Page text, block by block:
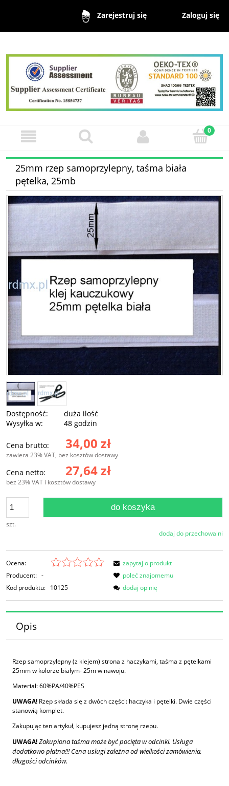
Zarejestruj się Zaloguj się
25mm rzep samoprzylepny, taśma biała
pętelka, 25mb
Dostępność:
duża ilość
Wysyłka w:
48 godzin
Cena brutto: 34,00 zł
zawiera 23% VAT, bez kosztów dostawy
Cena netto: 27,64 zł
bez 23% VAT i kosztów dostawy
szt.
do koszyka
dodaj do przechowalni
Ocena:
Producent: -
Kod produktu: 10125
zapytaj o produkt
poleć znajomemu
dodaj opinię
Opis
Rzep samoprzylepny (z klejem) strona z haczykami, taśma z pętelkami
25mm w kolorze białym- 25m w nawoju.
Materiał: 60%PA/40%PES
UWAGA! Rzep składa się z dwóch części: haczyka i pętelki. Dwie części
stanowią komplet.
Zakupując ten artykuł, kupujesz jedną stronę rzepu.
UWAGA!Zakupiona taśma może być pocięta w odcinki. Usługa
dodatkowo płatna!!! Cena usługi zależna od wielkości zamówienia,
długości odcinków.